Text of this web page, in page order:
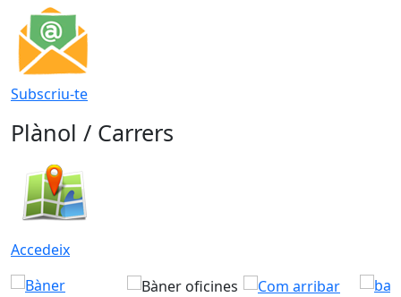
Subscriu-te
Plànol / Carrers
Accedeix